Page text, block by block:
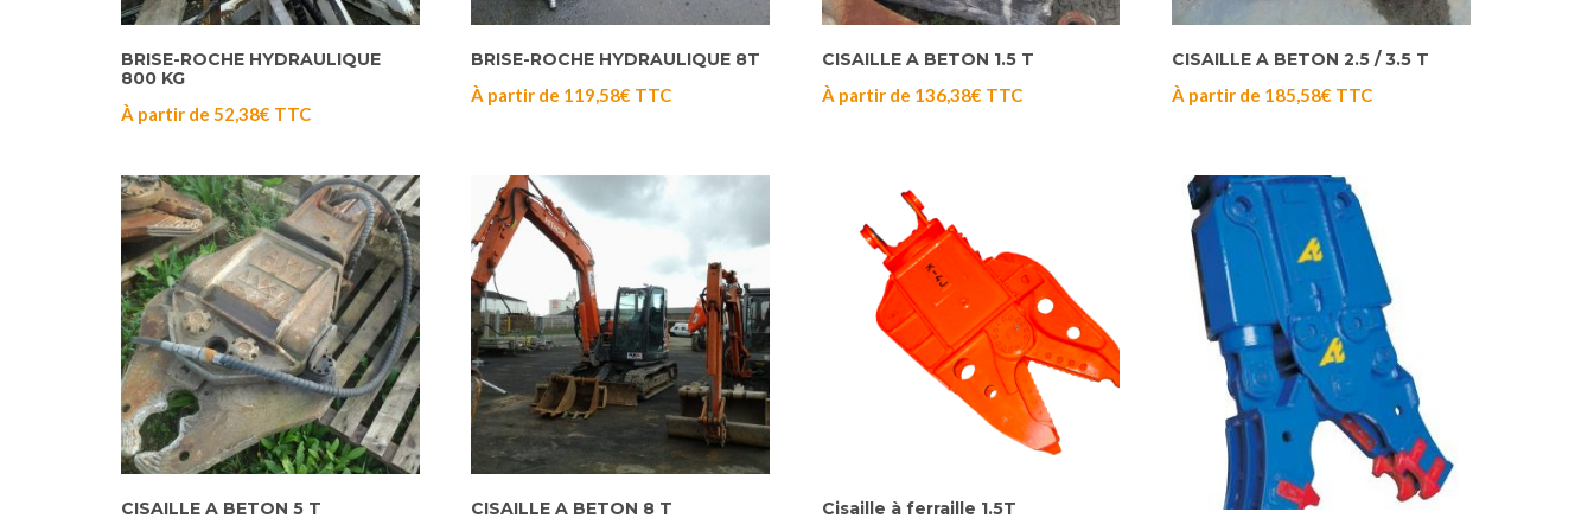
BRISE-ROCHE HYDRAULIQUE
800 KG
À partir de 52,38€ TTC
BRISE-ROCHE HYDRAULIQUE 8T
À partir de 119,58€ TTC
CISAILLE A BETON 1.5 T
À partir de 136,38€ TTC
CISAILLE A BETON 2.5 / 3.5 T
À partir de 185,58€ TTC
CISAILLE A BETON 5 T
CISAILLE A BETON 8 T
Cisaille à ferraille 1.5T